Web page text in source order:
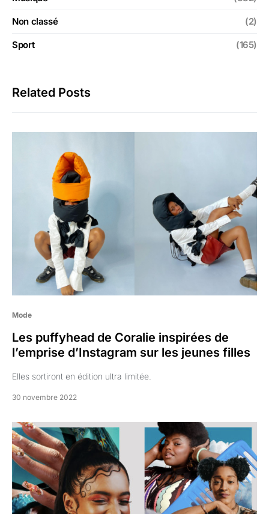
Non classé (2)
Sport (165)
Related Posts
Mode
Les puffyhead de Coralie inspirées de
l’emprise d’Instagram sur les jeunes filles
Elles sortiront en édition ultra limitée.
30 novembre 2022